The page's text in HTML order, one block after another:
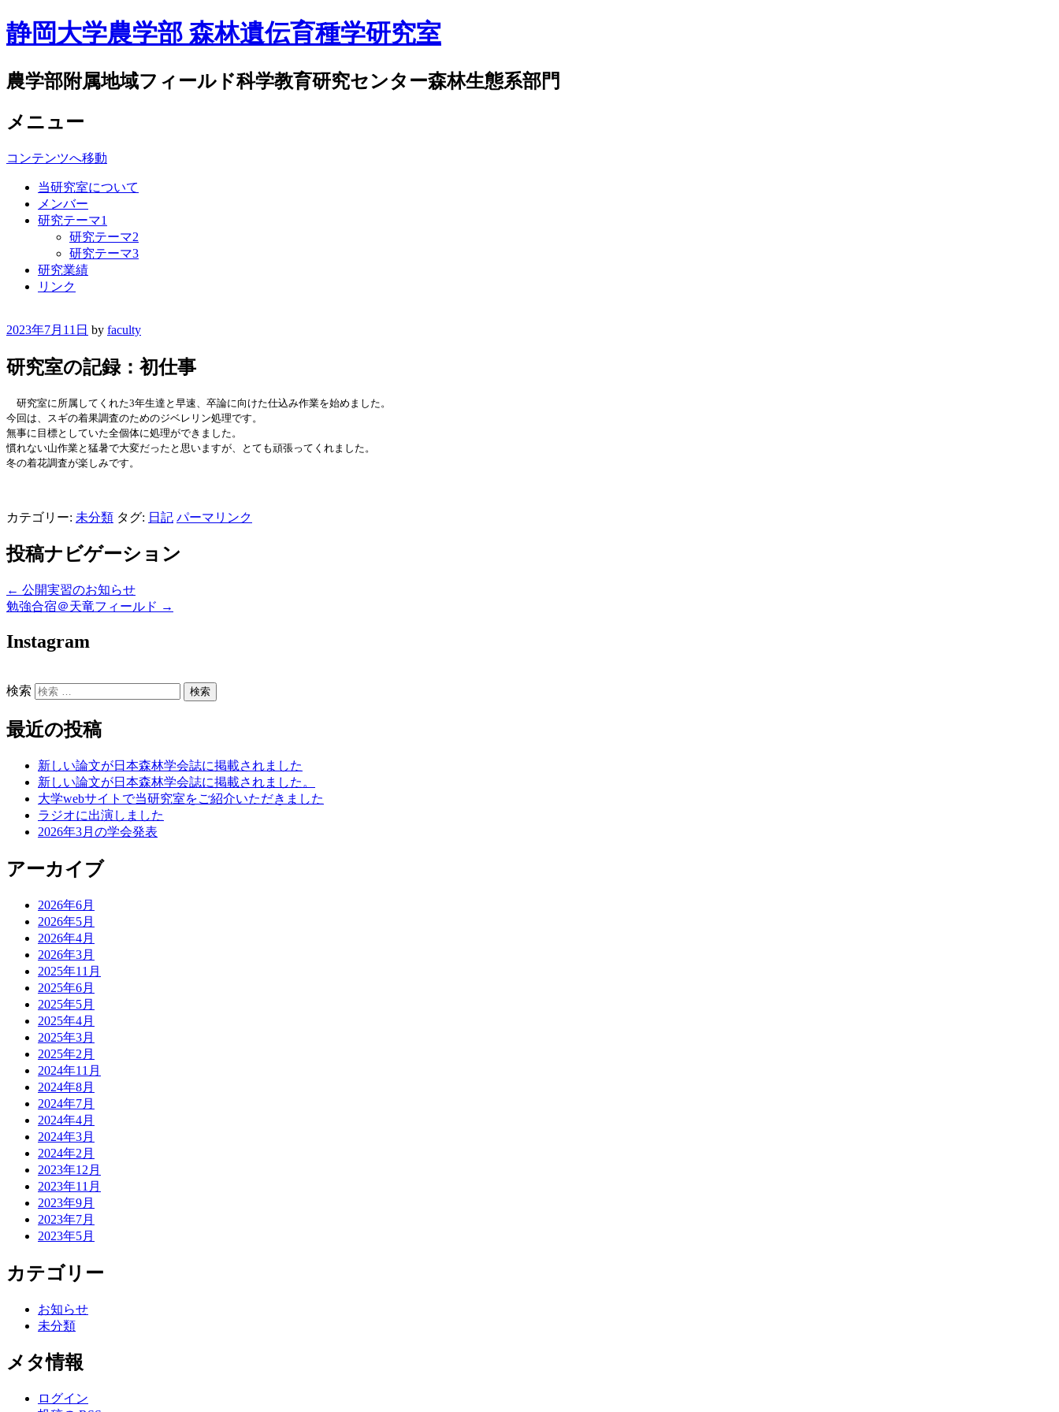
静岡大学農学部 森林遺伝育種学研究室
農学部附属地域フィールド科学教育研究センター森林生態系部門
メニュー
コンテンツへ移動
当研究室について
メンバー
研究テーマ1
研究テーマ2
研究テーマ3
研究業績
リンク
2023年7月11日 by faculty
研究室の記録：初仕事
研究室に所属してくれた3年生達と早速、卒論に向けた仕込み作業を始めました。
今回は、スギの着果調査のためのジベレリン処理です。
無事に目標としていた全個体に処理ができました。
慣れない山作業と猛暑で大変だったと思いますが、とても頑張ってくれました。
冬の着花調査が楽しみです。
カテゴリー: 未分類 タグ: 日記 パーマリンク
投稿ナビゲーション
← 公開実習のお知らせ
勉強合宿＠天竜フィールド →
Instagram
検索
最近の投稿
新しい論文が日本森林学会誌に掲載されました
新しい論文が日本森林学会誌に掲載されました。
大学webサイトで当研究室をご紹介いただきました
ラジオに出演しました
2026年3月の学会発表
アーカイブ
2026年6月
2026年5月
2026年4月
2026年3月
2025年11月
2025年6月
2025年5月
2025年4月
2025年3月
2025年2月
2024年11月
2024年8月
2024年7月
2024年4月
2024年3月
2024年2月
2023年12月
2023年11月
2023年9月
2023年7月
2023年5月
カテゴリー
お知らせ
未分類
メタ情報
ログイン